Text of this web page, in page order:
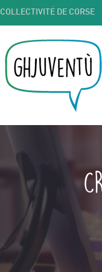
COLLECTIVITÉ DE CORSE